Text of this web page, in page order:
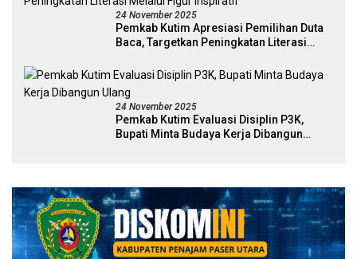
24 November 2025
Pemkab Kutim Apresiasi Pemilihan Duta
Baca, Targetkan Peningkatan Literasi
24 November 2025
Pemkab Kutim Evaluasi Disiplin P3K,
Bupati Minta Budaya Kerja Dibangun